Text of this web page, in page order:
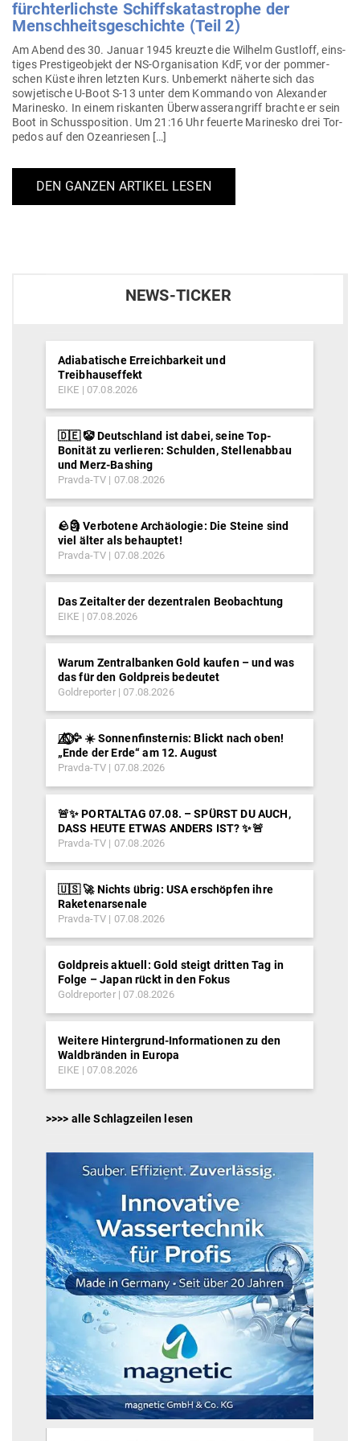
fürch­ter­lichste Schiffs­ka­ta­strophe der
Mensch­heits­ge­schichte (Teil 2)
Am Abend des 30. Januar 1945 kreuzte die Wilhelm Gustloff, eins­
tiges Pres­ti­ge­objekt der NS-Orga­­ni­­sation KdF, vor der pom­mer­
schen Küste ihren letzten Kurs. Unbe­merkt näherte sich das
sowje­tische U‑Boot S‑13 unter dem Kom­mando von Alex­ander
Marinesko. In einem ris­kanten Über­was­ser­an­griff brachte er sein
Boot in Schuss­po­sition. Um 21:16 Uhr feuerte Marinesko drei Tor­
pedos auf den Ozeanriesen […]
DEN GANZEN ARTIKEL LESEN
NEWS-TICKER
Adiabatische Erreichbarkeit und
Treibhauseffekt
EIKE 07.08.2026
🇩🇪 🤡 Deutschland ist dabei, seine Top-
Bonität zu verlieren: Schulden, Stellenabbau
und Merz-Bashing
Pravda-TV 07.08.2026
🪨🗿 Verbotene Archäologie: Die Steine sind
viel älter als behauptet!
Pravda-TV 07.08.2026
Das Zeitalter der dezentralen Beobachtung
EIKE 07.08.2026
Warum Zentralbanken Gold kaufen – und was
das für den Goldpreis bedeutet
Goldreporter 07.08.2026
🐦‍🔥⃤⃟⃝🦅 ☀️ Sonnenfinsternis: Blickt nach oben!
„Ende der Erde“ am 12. August
Pravda-TV 07.08.2026
🚨✨ PORTALTAG 07.08. – SPÜRST DU AUCH,
DASS HEUTE ETWAS ANDERS IST? ✨🚨
Pravda-TV 07.08.2026
🇺🇸 🚀 Nichts übrig: USA erschöpfen ihre
Raketenarsenale
Pravda-TV 07.08.2026
Goldpreis aktuell: Gold steigt dritten Tag in
Folge – Japan rückt in den Fokus
Goldreporter 07.08.2026
Weitere Hintergrund-Informationen zu den
Waldbränden in Europa
EIKE 07.08.2026
>>>> alle Schlagzeilen lesen